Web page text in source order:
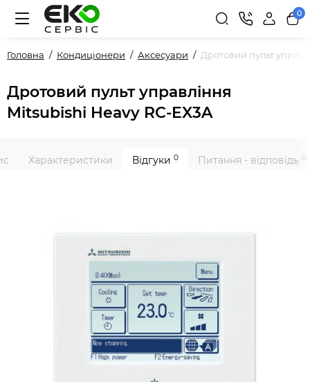
0
Головна Кондиціонери Аксесуари Дротовий пульт
Дротовий пульт управління
Mitsubishi Heavy RC-EX3A
Характеристики Відгуки 0 Питання - відповідь 0